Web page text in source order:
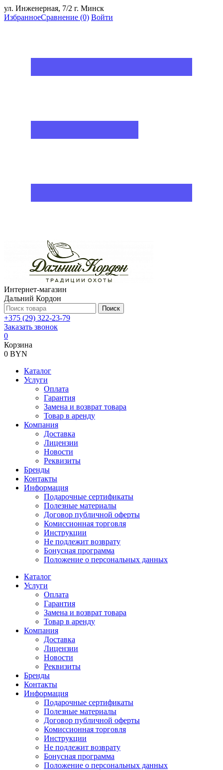
ул. Инженерная, 7/2 г. Минск
ИзбранноеСравнение (0) Войти
Интернет-магазин
Дальний Кордон
Поиск
+375 (29) 322-23-79
Заказать звонок
0
Корзина
0 BYN
Каталог
Услуги
Оплата
Гарантия
Замена и возврат товара
Товар в аренду
Компания
Доставка
Лицензии
Новости
Реквизиты
Бренды
Контакты
Информация
Подарочные сертификаты
Полезные материалы
Договор публичной оферты
Комиссионная торговля
Инструкции
Не подлежит возврату
Бонусная программа
Положение о персональных данных
Каталог
Услуги
Оплата
Гарантия
Замена и возврат товара
Товар в аренду
Компания
Доставка
Лицензии
Новости
Реквизиты
Бренды
Контакты
Информация
Подарочные сертификаты
Полезные материалы
Договор публичной оферты
Комиссионная торговля
Инструкции
Не подлежит возврату
Бонусная программа
Положение о персональных данных